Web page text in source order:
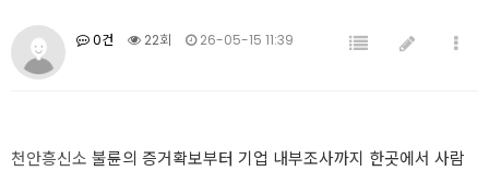
0건 22회 26-05-15 11:39
천안흥신소 불륜의 증거확보부터 기업 내부조사까지 한곳에서 사람